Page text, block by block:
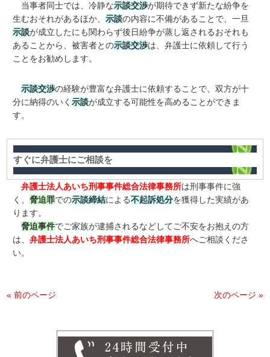
当事者同士では、冷静な示談交渉が期待できず新たな紛争を
生むおそれがあるほか、示談の内容に不備があることで、一旦
示談が成立したにも関わらず後日紛争が蒸し返されるおそれも
あることから、被害者との示談交渉は、弁護士に依頼して行う
ことをお勧めします。
示談交渉の経験が豊富な弁護士に依頼することで、双方が十
分に納得のいく示談が成立する可能性を高めることができま
す。
すぐに弁護士にご相談を
弁護士法人あいち刑事事件総合法律事務所は刑事事件に強
く、脅迫罪での示談締結による不起訴処分を獲得した実績があ
ります。
脅迫事件でご家族が逮捕されるなどしてご不安をお抱えの方
は、弁護士法人あいち刑事事件総合法律事務所へご相談くださ
い。
« 前のページ 次のページ »